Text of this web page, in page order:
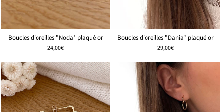
Boucles d'oreilles "Noda" plaqué or
24,00€
Boucles d'oreilles "Dania" plaqué or
29,00€